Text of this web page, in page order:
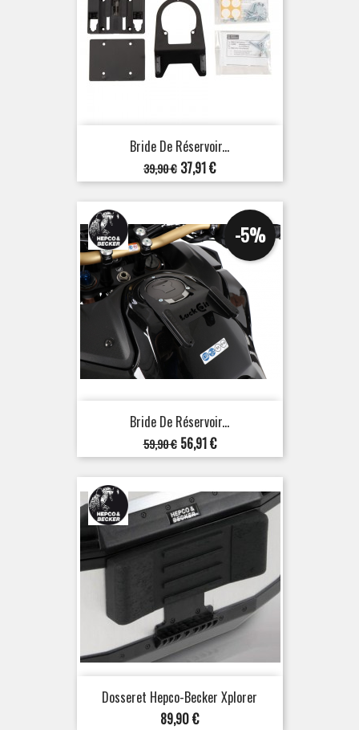
Bride De Réservoir...
Prix
de
base
39,90 € Prix
37,91 €
Bride De Réservoir...
Prix
de
base
59,90 €
-5%
Prix
56,91 €
Dosseret Hepco-Becker Xplorer
Prix
89,90 €